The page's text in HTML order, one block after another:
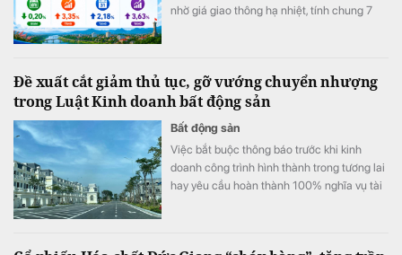
nhờ giá giao thông hạ nhiệt, tính chung 7
Đề xuất cắt giảm thủ tục, gỡ vướng chuyển nhượng
trong Luật Kinh doanh bất động sản
Bất động sản
Việc bắt buộc thông báo trước khi kinh
doanh công trình hình thành trong tương lai
hay yêu cầu hoàn thành 100% nghĩa vụ tài